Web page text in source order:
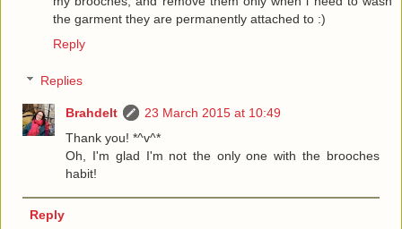
the garment they are permanently attached to :)
Reply
Replies
Brahdelt
23 March 2015 at 10:49
Thank you! *^v^*
Oh, I'm glad I'm not the only one with the brooches
habit!
Reply